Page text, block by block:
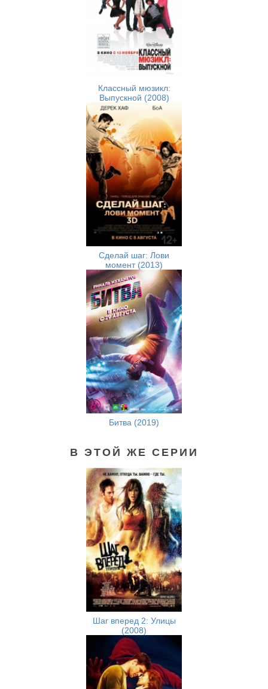
Классный мюзикл:
Выпускной (2008)
Сделай шаг: Лови
момент (2013)
Битва (2019)
В ЭТОЙ ЖЕ СЕРИИ
Шаг вперед 2: Улицы
(2008)